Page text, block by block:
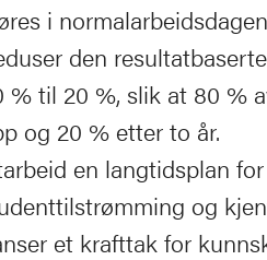
i
den
% til 20 %, slik at 80 %
og 20 % etter to år.
en langtidsplan
og
et krafttak for